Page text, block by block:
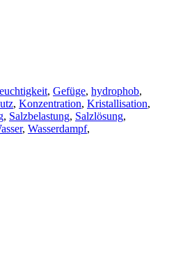
, Gefüge, hydrophob,
, Konzentration, Kristallisation,
, Salzbelastung, Salzlösung,
, Wasserdampf,